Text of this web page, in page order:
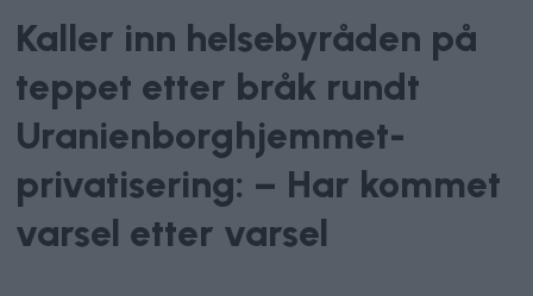
Kaller inn helsebyråden på
teppet etter bråk rundt
Uranienborghjemmet-
privatisering: – Har kommet
varsel etter varsel